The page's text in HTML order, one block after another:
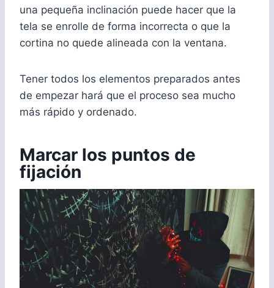
una pequeña inclinación puede hacer que la
tela se enrolle de forma incorrecta o que la
cortina no quede alineada con la ventana.
Tener todos los elementos preparados antes
de empezar hará que el proceso sea mucho
más rápido y ordenado.
Marcar los puntos de
fijación